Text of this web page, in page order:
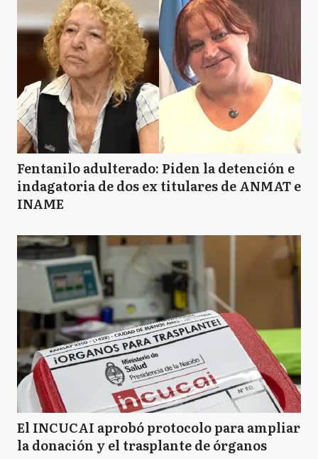
Fentanilo adulterado: Piden la detención e
indagatoria de dos ex titulares de ANMAT e
INAME
El INCUCAI aprobó protocolo para ampliar
la donación y el trasplante de órganos